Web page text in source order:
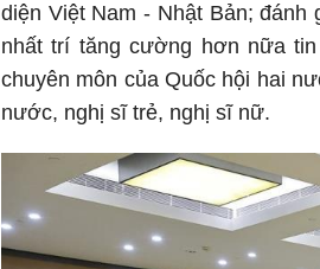
diện Việt Nam - Nhật Bản;
nhất trí tăng cường hơn nữa
chuyên môn của Quốc hội hai
nước, nghị sĩ trẻ, nghị sĩ nữ.